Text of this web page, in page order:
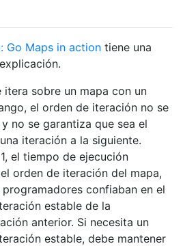
Go Maps in action tiene una
itera sobre un mapa con un
el orden de iteración no se
no se garantiza que sea el
iteración a la siguiente.
el tiempo de ejecución
orden de iteración del mapa,
confiaban en el
estable de la
anterior. Si necesita un
estable, debe mantener